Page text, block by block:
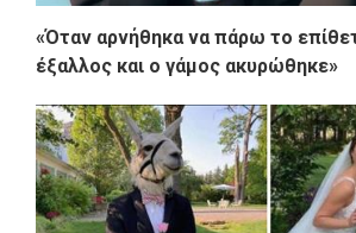
«Όταν αρνήθηκα να πάρω το
έξαλλος και ο γάμος ακυρώθηκε»